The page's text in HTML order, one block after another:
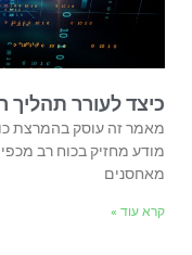
כיצד לעורר תהליך
מאמר זה עוסק בהמרצת
מודע מחזיק בכוח רב
מאחסנים
קרא עוד »